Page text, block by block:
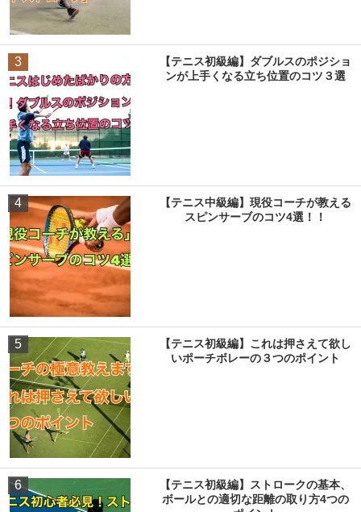
3
【テニス初級編】ダブルスのポジショ
ンが上手くなる立ち位置のコツ３選
4
【テニス中級編】現役コーチが教える
スピンサーブのコツ4選！！
5
【テニス初級編】これは押さえて欲し
いポーチボレーの３つのポイント
6
【テニス初級編】ストロークの基本、
ボールとの適切な距離の取り方4つの